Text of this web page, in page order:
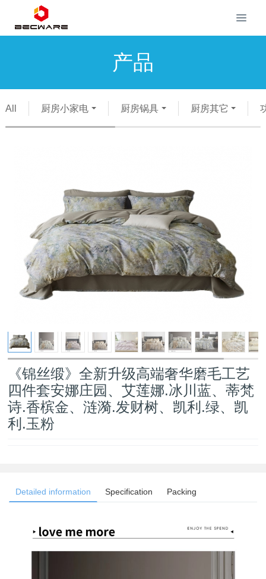
产品
All 厨房小家电 厨房锅具 厨房其它
《锦丝缎》全新升级高端奢华磨毛工艺
四件套安娜庄园、艾莲娜.冰川蓝、蒂梵
诗.香槟金、涟漪.发财树、凯利.绿、凯
利.玉粉
Detailed information Specification Packing